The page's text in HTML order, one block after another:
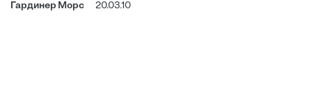
Гардинер Морс 20.03.10